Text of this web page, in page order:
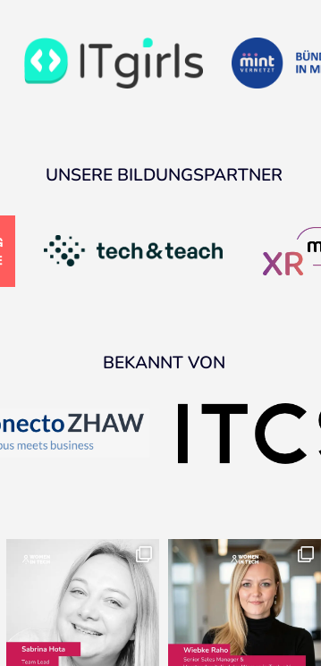
UNSERE BILDUNGSPARTNER
BEKANNT VON